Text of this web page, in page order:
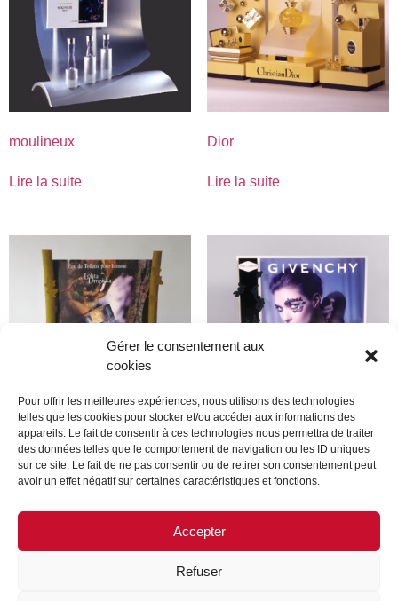
Gérer le consentement aux
cookies
Pour offrir les meilleures expériences, nous utilisons des technologies
telles que les cookies pour stocker et/ou accéder aux informations des
appareils. Le fait de consentir à ces technologies nous permettra de traiter
des données telles que le comportement de navigation ou les ID uniques
sur ce site. Le fait de ne pas consentir ou de retirer son consentement peut
avoir un effet négatif sur certaines caractéristiques et fonctions.
Accepter
Refuser
moulineux
Lire la suite
Dior
Lire la suite
lolita lempcika
Lire la suite
Givenchy
Lire la suite